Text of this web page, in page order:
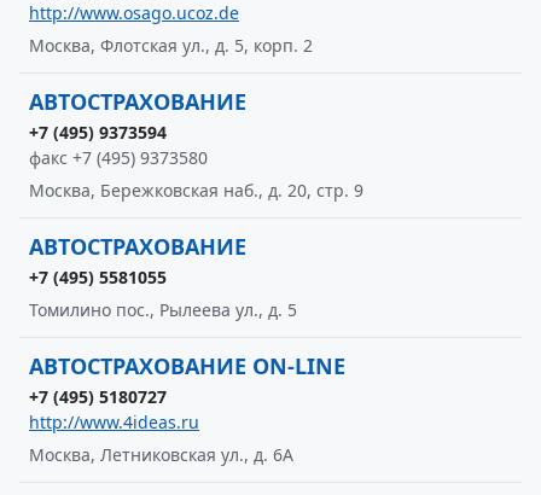
http://www.osago.ucoz.de
Москва, Флотская ул., д. 5, корп. 2
АВТОСТРАХОВАНИЕ
+7 (495) 9373594
факс +7 (495) 9373580
Москва, Бережковская наб., д. 20, стр. 9
АВТОСТРАХОВАНИЕ
+7 (495) 5581055
Томилино пос., Рылеева ул., д. 5
АВТОСТРАХОВАНИЕ ON-LINE
+7 (495) 5180727
http://www.4ideas.ru
Москва, Летниковская ул., д. 6А